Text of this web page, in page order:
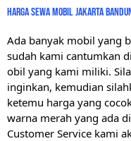
HARGA SEWA MOBIL JAKARTA
Ada banyak mobil yang
sudah kami cantumkan
obil yang kami miliki.
inginkan, kemudian
ketemu harga yang
warna merah yang ada
Customer Service kami